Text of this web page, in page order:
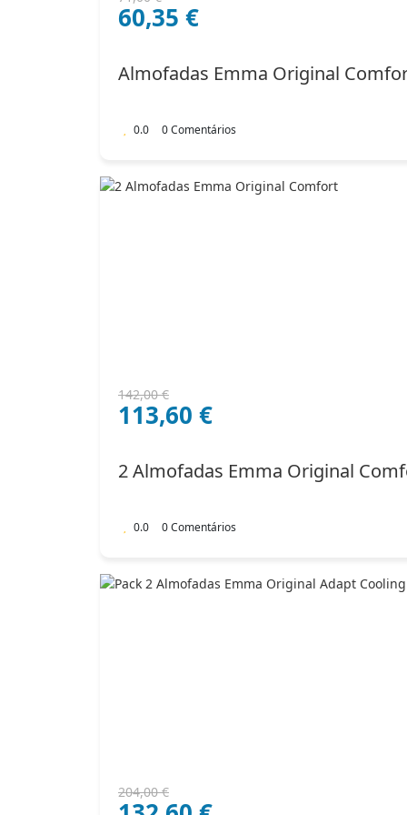
preço
71,00 €.
60,35 €
preço
60,35 €.
Almofadas Emma Original
0.0 0 Comentários
142,00€
O
preço
142,00 €.
113,60 €
O
preço
113,60 €.
2 Almofadas Emma Original
0.0 0 Comentários
204,00€
O
O